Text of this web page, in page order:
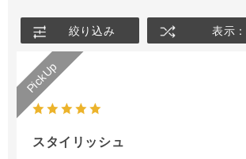
絞り込み 表示
スタイリッシュ